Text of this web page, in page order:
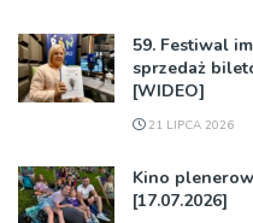
59. Festiwal
sprzedaż
[WIDEO]
21 LIPCA 2026
Kino
[17.07.2026]